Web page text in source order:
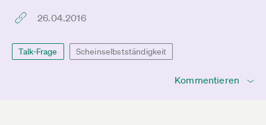
26.04.2016
Talk-Frage Scheinselbstständigkeit
Kommentieren